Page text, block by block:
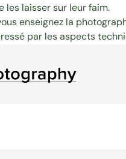
les laisser sur leur faim.
enseignez la
par les aspects